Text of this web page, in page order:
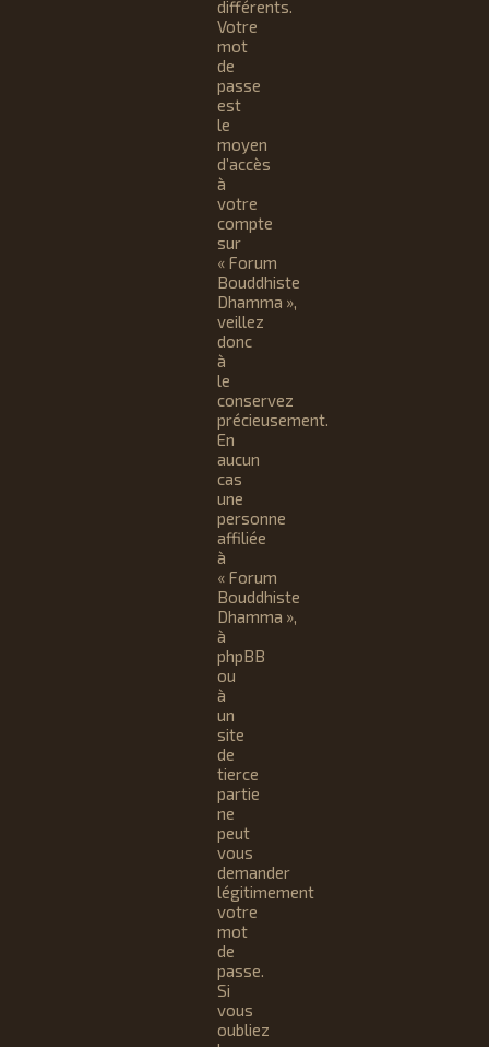
différents.
Votre
mot
de
passe
est
le
moyen
d’accès
à
votre
compte
sur
« Forum
Bouddhiste
Dhamma »,
veillez
donc
à
le
conservez
précieusement.
En
aucun
cas
une
personne
affiliée
à
« Forum
Bouddhiste
Dhamma »,
à
phpBB
ou
à
un
site
de
tierce
partie
ne
peut
vous
demander
légitimement
votre
mot
de
passe.
Si
vous
oubliez